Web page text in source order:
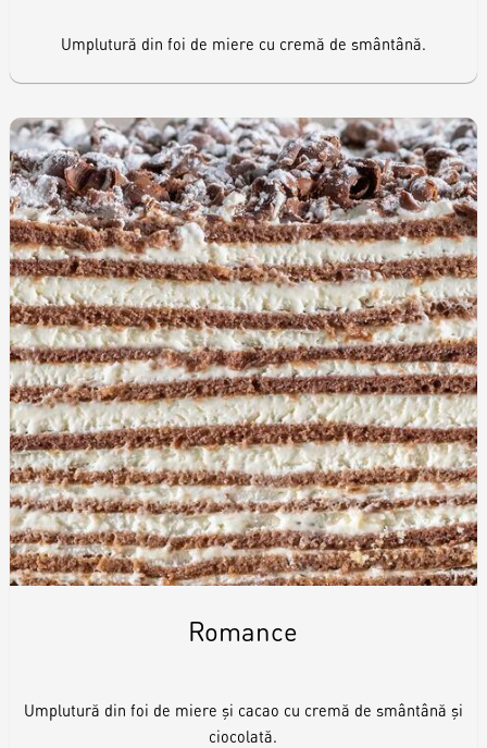
Umplutură din foi de miere cu cremă de smântână.
Romance
Umplutură din foi de miere și cacao cu cremă de smântână și
ciocolată.